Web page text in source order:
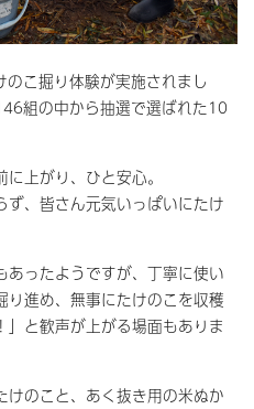
こ掘り体験が実施されまし
組の中から抽選で選ばれた10
上がり、ひと安心。
、皆さん元気いっぱいにたけ
ったようですが、丁寧に使い
進め、無事にたけのこを収穫
と歓声が上がる場面もありま
のこと、あく抜き用の米ぬか